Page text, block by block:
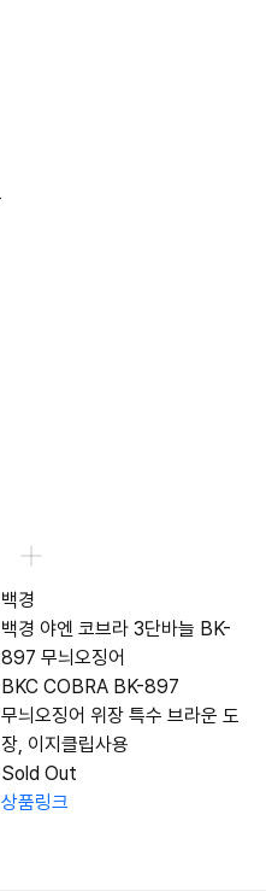
백경
백경 야엔 코브라 3단바늘 BK-
897 무늬오징어
BKC COBRA BK-897
무늬오징어 위장 특수 브라운 도
장, 이지클립사용
Sold Out
상품링크